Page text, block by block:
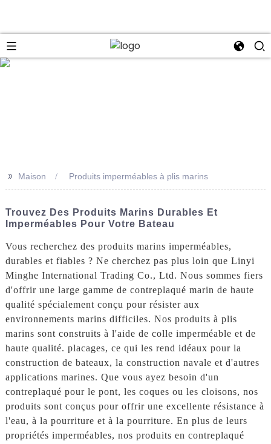
>> Maison Produits imperméables à plis marins
Trouvez Des Produits Marins Durables Et
Imperméables Pour Votre Bateau
Vous recherchez des produits marins imperméables,
durables et fiables ? Ne cherchez pas plus loin que Linyi
Minghe International Trading Co., Ltd. Nous sommes fiers
d'offrir une large gamme de contreplaqué marin de haute
qualité spécialement conçu pour résister aux
environnements marins difficiles. Nos produits à plis
marins sont construits à l'aide de colle imperméable et de
haute qualité. placages, ce qui les rend idéaux pour la
construction de bateaux, la construction navale et d'autres
applications marines. Que vous ayez besoin d'un
contreplaqué pour le pont, les coques ou les cloisons, nos
produits sont conçus pour offrir une excellente résistance à
l'eau, à la pourriture et à la pourriture. En plus de leurs
propriétés imperméables, nos produits en contreplaqué